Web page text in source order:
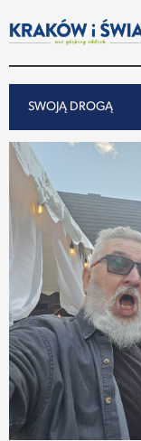
SWOJĄ DROGĄ
SWOJĄ DROGĄ
REPORTAŻ
NOTY ZE ŚWIATA
PO KRAKOSKU
MIASTO
SUBIEKTYWNIE
SPOTKANIE